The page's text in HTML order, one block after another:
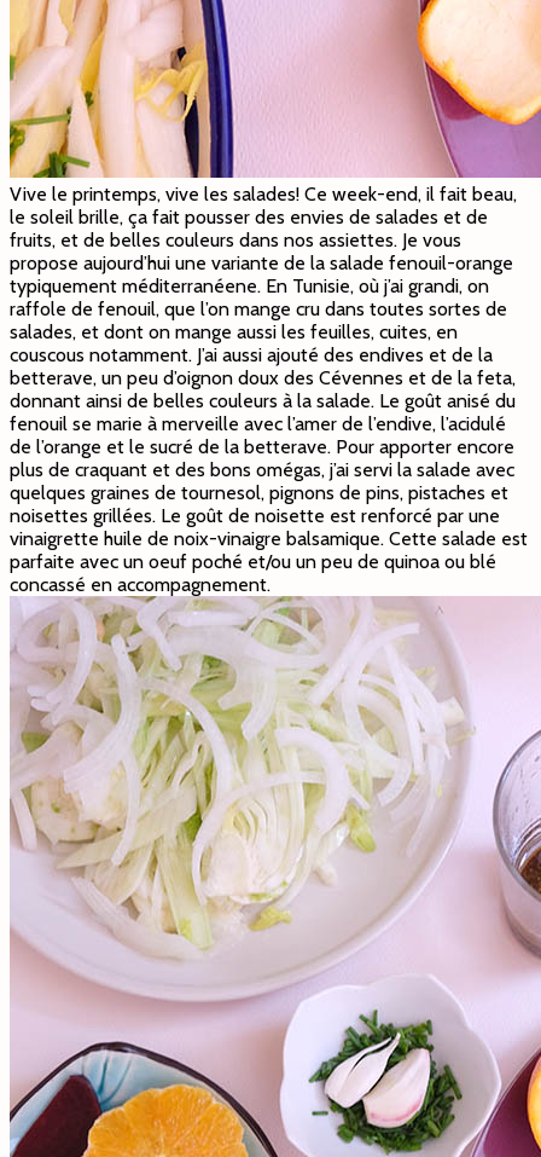
Vive le printemps, vive les salades! Ce week-end, il fait beau,
le soleil brille, ça fait pousser des envies de salades et de
fruits, et de belles couleurs dans nos assiettes. Je vous
propose aujourd’hui une variante de la salade fenouil-orange
typiquement méditerranéene. En Tunisie, où j’ai grandi, on
raffole de fenouil, que l’on mange cru dans toutes sortes de
salades, et dont on mange aussi les feuilles, cuites, en
couscous notamment. J’ai aussi ajouté des endives et de la
betterave, un peu d’oignon doux des Cévennes et de la feta,
donnant ainsi de belles couleurs à la salade. Le goût anisé du
fenouil se marie à merveille avec l’amer de l’endive, l’acidulé
de l’orange et le sucré de la betterave. Pour apporter encore
plus de craquant et des bons omégas, j’ai servi la salade avec
quelques graines de tournesol, pignons de pins, pistaches et
noisettes grillées. Le goût de noisette est renforcé par une
vinaigrette huile de noix-vinaigre balsamique. Cette salade est
parfaite avec un oeuf poché et/ou un peu de quinoa ou blé
concassé en accompagnement.